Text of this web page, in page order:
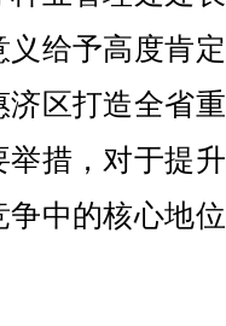
给予高度肯
区打造全省
措，对于提
中的核心地